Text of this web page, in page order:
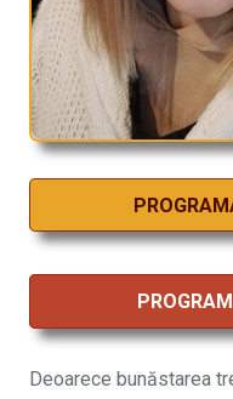
Deoarece bunăstarea